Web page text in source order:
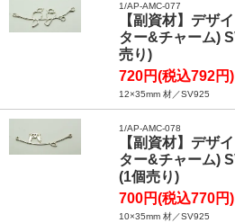
1/AP-AMC-077
【副資材】デザ
ター&チャーム)
売り)
720円(税込792円)
12×35mm 材／SV925
1/AP-AMC-078
【副資材】デザ
ター&チャーム)
(1個売り)
700円(税込770円)
10×35mm 材／SV925